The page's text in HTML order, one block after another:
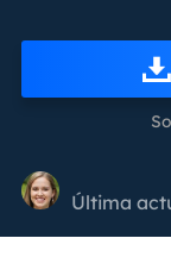
Última